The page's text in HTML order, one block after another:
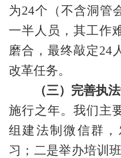
为24个（不含洞管
一半人员，其工作
磨合，最终敲定24
改革任务。
（三）完善执
施行之年。我们主
组建法制微信群
习；二是举办培训